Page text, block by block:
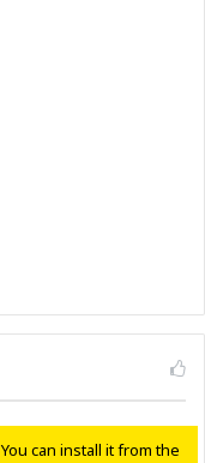
can install it from the